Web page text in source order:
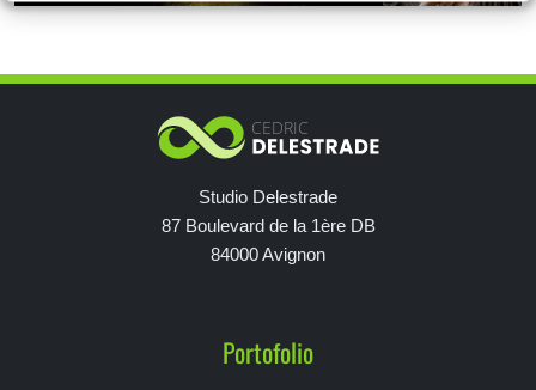
Studio Delestrade
87 Boulevard de la 1ère DB
84000 Avignon
Portofolio